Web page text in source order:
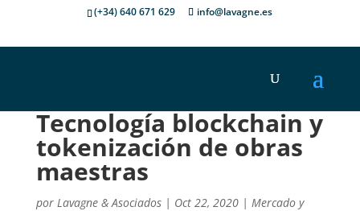
(+34) 640 671 629 info@lavagne.es
Tecnología blockchain y
tokenización de obras
maestras
por Lavagne & Asociados| Oct 22, 2020| Mercado y